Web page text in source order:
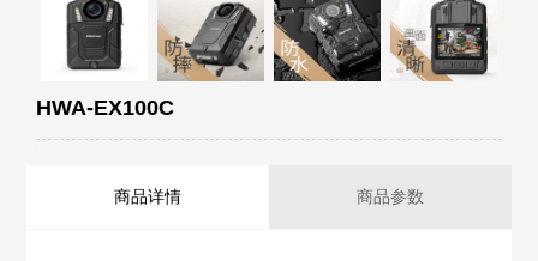
HWA-EX100C
商品详情 商品参数